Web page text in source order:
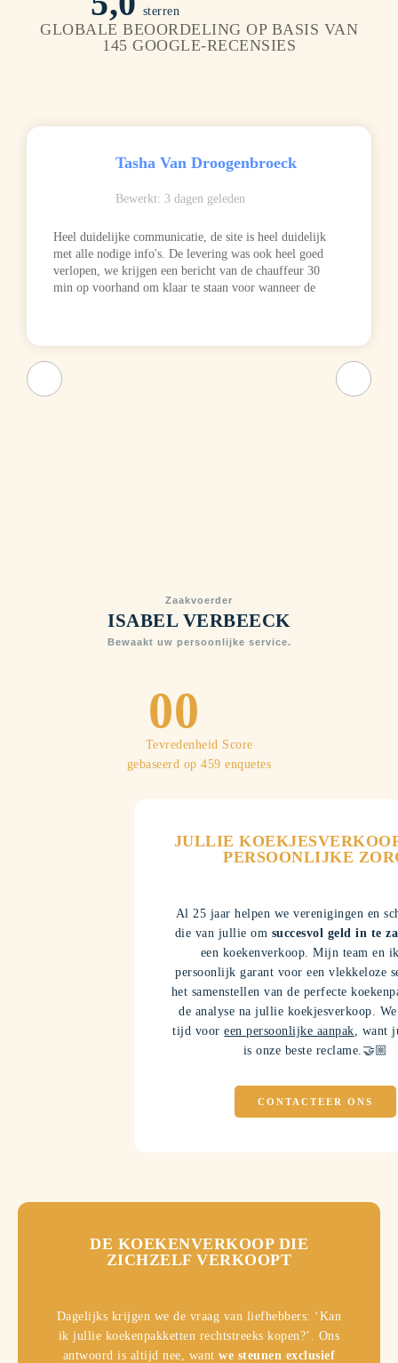
8
9
8
9
8
9
8
9
8
9
8
9
8
9
sterren
GLOBALE BEOORDELING OP BASIS VAN
145 GOOGLE-RECENSIES
Tasha Van Droogenbroeck
Bewerkt: 3 dagen geleden
Heel duidelijke communicatie, de site is heel duidelijk
met alle nodige info's. De levering was ook heel goed
verlopen, we krijgen een bericht van de chauffeur 30
min op voorhand om klaar te staan voor wanneer de
Zaakvoerder
ISABEL VERBEECK
Bewaakt uw persoonlijke service.
0
1
6
0
0
1
3
4
5
6
0%
Tevredenheid Score
gebaseerd op 459 enquetes
JULLIE
PERSOONLIJKE
Al 25 jaar helpen we verenigingen en
die van jullie om succesvol geld in te
een koekenverkoop. Mijn team en
persoonlijk garant voor een vlekkeloze
het samenstellen van de perfecte
de analyse na jullie koekjesverkoop.
tijd vooreen persoonlijke aanpak, want
is onze beste reclame.🤝🏼
CONTACTEER ONS
DE KOEKENVERKOOP DIE
ZICHZELF VERKOOPT
Dagelijks krijgen we de vraag van liefhebbers: ‘Kan
ik jullie koekenpakketten rechtstreeks kopen?’. Ons
antwoord is altijd nee, wantwe steunen exclusief